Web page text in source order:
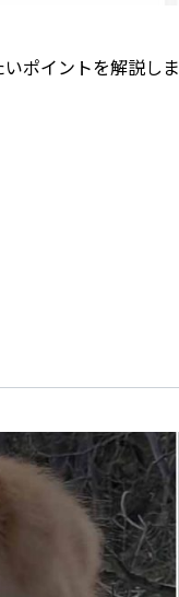
ポイントを解説しま